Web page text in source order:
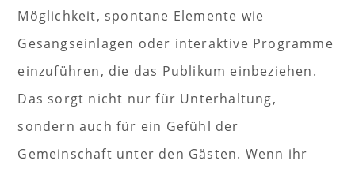
Möglichkeit, spontane Elemente wie
Gesangseinlagen oder interaktive Programme
einzuführen, die das Publikum einbeziehen.
Das sorgt nicht nur für Unterhaltung,
sondern auch für ein Gefühl der
Gemeinschaft unter den Gästen. Wenn ihr